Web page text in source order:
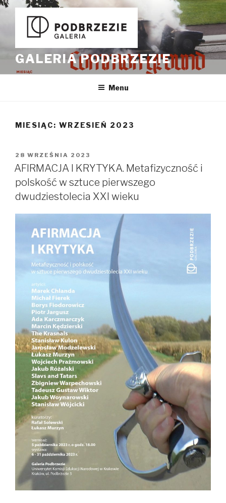
Przeskocz
GALERIA PODBRZEZIE
Menu
MIESIĄC: WRZESIEŃ 2023
OPUBLIKOWANE
W
28 WRZEŚNIA 2023
AFIRMACJA I KRYTYKA. Metafizyczność i
polskość w sztuce pierwszego
dwudziestolecia XXI wieku